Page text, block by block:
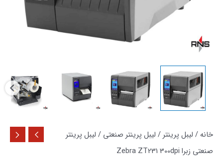
خانه / لیبل پرینتر/ لیبل پرینتر صنعتی / لیبل پرینتر
صنعتی زبرا Zebra ZT231 300dpi